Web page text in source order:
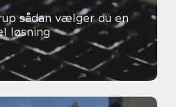
du en
løsning